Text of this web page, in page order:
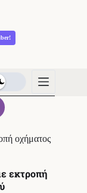
οχήματος
εκτροπή